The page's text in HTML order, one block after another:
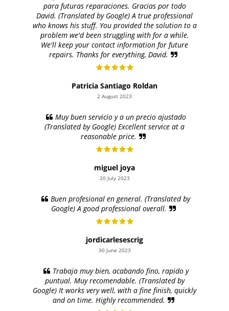
para futuras reparaciones. Gracias por todo
David. (Translated by Google) A true professional
who knows his stuff. You provided the solution to a
problem we'd been struggling with for a while.
We'll keep your contact information for future
repairs. Thanks for everything, David.
Patricia Santiago Roldan
2 August 2023
Muy buen servicio y a un precio ajustado
(Translated by Google) Excellent service at a
reasonable price.
miguel joya
20 July 2023
Buen profesional en general. (Translated by
Google) A good professional overall.
jordicarlesescrig
30 June 2023
Trabaja muy bien, acabando fino, rapido y
puntual. Muy recomendable. (Translated by
Google) It works very well, with a fine finish, quickly
and on time. Highly recommended.